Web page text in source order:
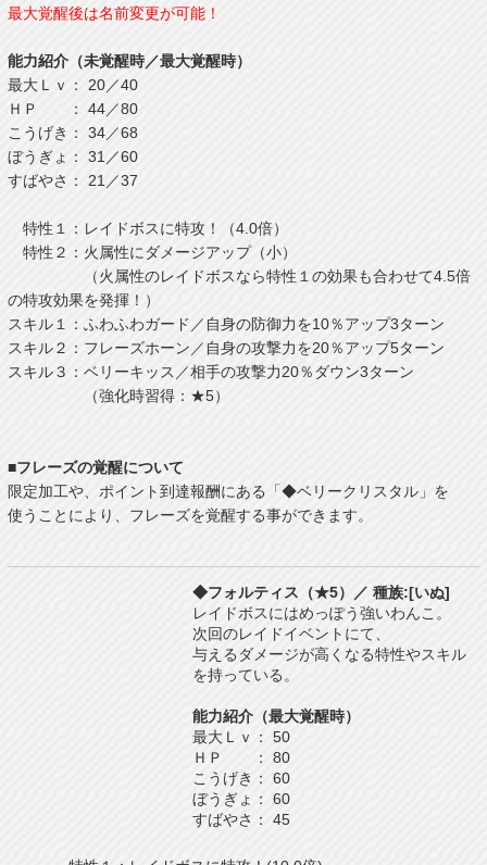
最大覚醒後は名前変更が可能！
能力紹介（未覚醒時／最大覚醒時）
最大Ｌｖ： 20／40
ＨＰ ： 44／80
こうげき： 34／68
ぼうぎょ： 31／60
すばやさ： 21／37
特性１：レイドボスに特攻！（4.0倍）
特性２：火属性にダメージアップ（小）
（火属性のレイドボスなら特性１の効果も合わせて4.5倍
の特攻効果を発揮！）
スキル１：ふわふわガード／自身の防御力を10％アップ3ターン
スキル２：フレーズホーン／自身の攻撃力を20％アップ5ターン
スキル３：ベリーキッス／相手の攻撃力20％ダウン3ターン
（強化時習得：★5）
■フレーズの覚醒について
限定加工や、ポイント到達報酬にある「◆ベリークリスタル」を
使うことにより、フレーズを覚醒する事ができます。
◆フォルティス（★5）／ 種族:[いぬ]
レイドボスにはめっぽう強いわんこ。
次回のレイドイベントにて、
与えるダメージが高くなる特性やスキル
を持っている。
能力紹介（最大覚醒時）
最大Ｌｖ： 50
ＨＰ ： 80
こうげき： 60
ぼうぎょ： 60
すばやさ： 45